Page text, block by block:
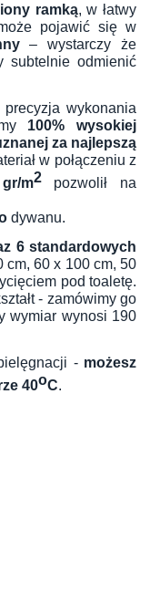
ramką, w łatwy
pojawić się w
– wystarczy że
subtelnie odmienić
wykonania
100% wysokiej
za najlepszą
w połączeniu z
m2pozwolił na
dywanu.
6 standardowych
cm, 60 x 100 cm, 50
pod toaletę.
- zamówimy go
wymiar wynosi 190
- możesz
40oC.